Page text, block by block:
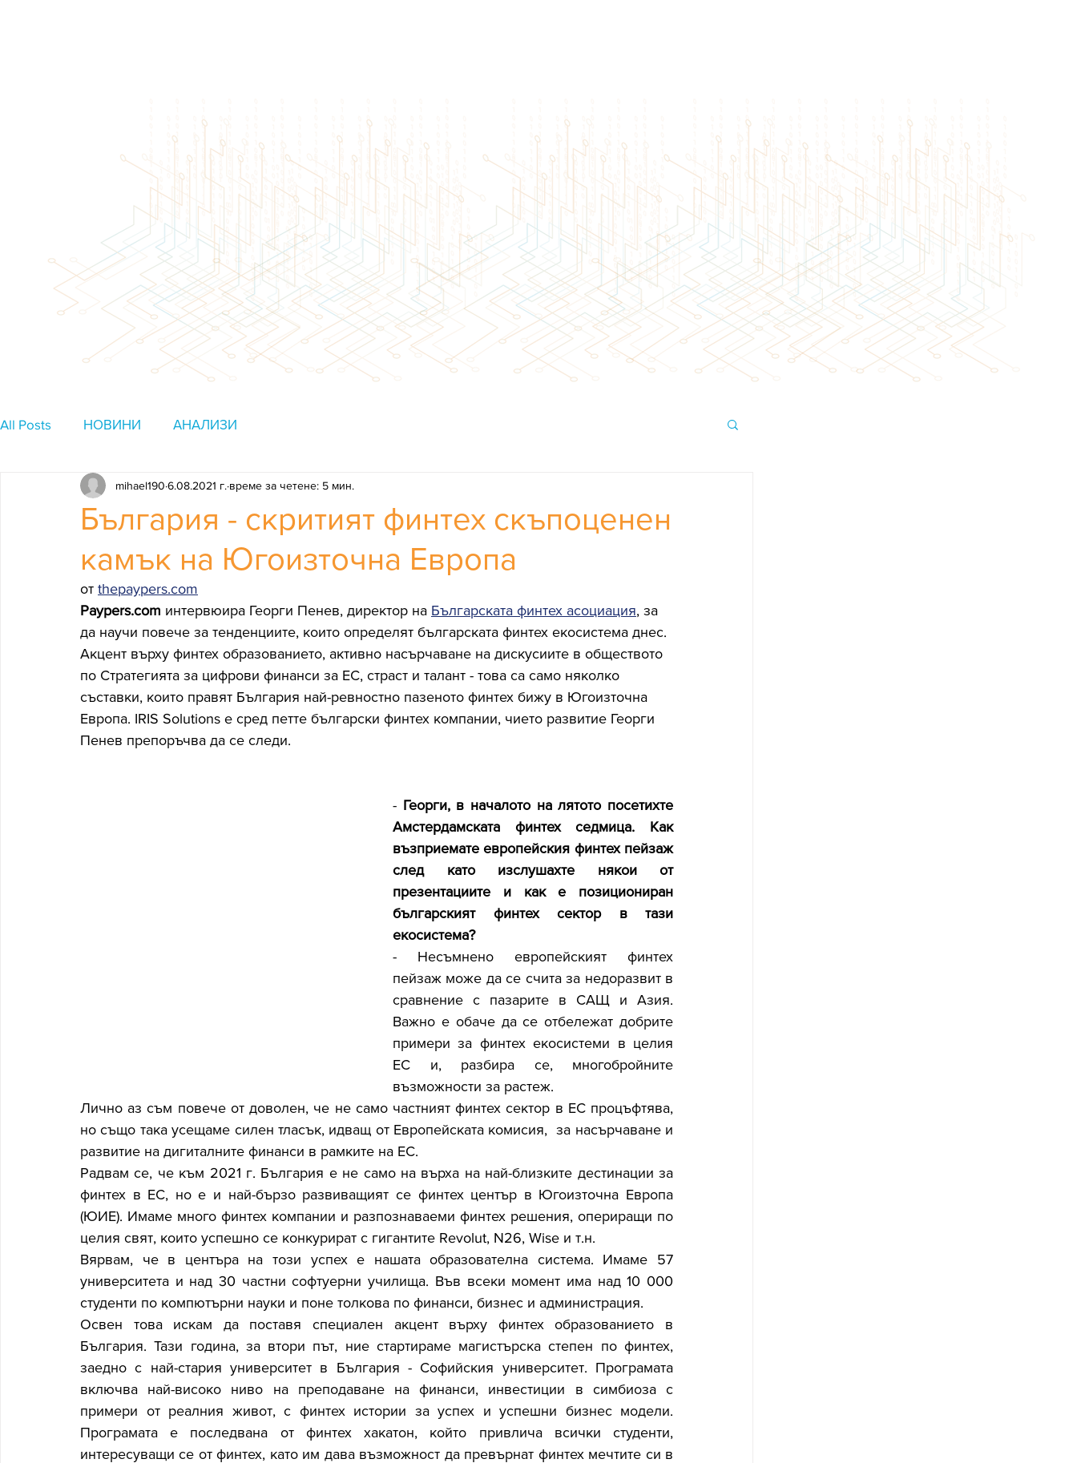
All Posts НОВИНИ АНАЛИЗИ
България - скритият финтех скъпоценен
камък на Югоизточна Европа
mihael190 6.08.2021 г. време за четене: 5 мин.
от thepaypers.com
Paypers.com интервюира Георги Пенев, директор на Българската финтех асоциация, за
да научи повече за тенденциите, които определят българската финтех екосистема днес.
Акцент върху финтех образованието, активно насърчаване на дискусиите в обществото
по Стратегията за цифрови финанси за ЕС, страст и талант - това са само няколко
съставки, които правят България най-ревностно пазеното финтех бижу в Югоизточна
Европа. IRIS Solutions e сред петте български финтех компании, чието развитие Георги
Пенев препоръчва да се следи.
- Георги, в началото на лятото посетихте
Амстердамската финтех седмица. Как
възприемате европейския финтех пейзаж
след като изслушахте някои от
презентациите и как е позициониран
българският финтех сектор в тази
екосистема?
- Несъмнено европейският финтех
пейзаж може да се счита за недоразвит в
сравнение с пазарите в САЩ и Азия.
Важно е обаче да се отбележат добрите
примери за финтех екосистеми в целия
ЕС и, разбира се, многобройните
възможности за растеж.
Лично аз съм повече от доволен, че не само частният финтех сектор в ЕС процъфтява,
но също така усещаме силен тласък, идващ от Европейската комисия,  за насърчаване и
развитие на дигиталните финанси в рамките на ЕС.
Радвам се, че към 2021 г. България е не само на върха на най-близките дестинации за
финтех в ЕС, но е и най-бързо развиващият се финтех център в Югоизточна Европа
(ЮИЕ). Имаме много финтех компании и разпознаваеми финтех решения, опериращи по
целия свят, които успешно се конкурират с гигантите Revolut, N26, Wise и т.н.
Вярвам, че в центъра на този успех е нашата образователна система. Имаме 57
университета и над 30 частни софтуерни училища. Във всеки момент има над 10 000
студенти по компютърни науки и поне толкова по финанси, бизнес и администрация.
Освен това искам да поставя специален акцент върху финтех образованието в
България. Тази година, за втори път, ние стартираме магистърска степен по финтех,
заедно с най-стария университет в България - Софийския университет. Програмата
включва най-високо ниво на преподаване на финанси, инвестиции в симбиоза с
примери от реалния живот, с финтех истории за успех и успешни бизнес модели.
Програмата е последвана от финтех хакатон, който привлича всички студенти,
интересуващи се от финтех, като им дава възможност да превърнат финтех мечтите си в